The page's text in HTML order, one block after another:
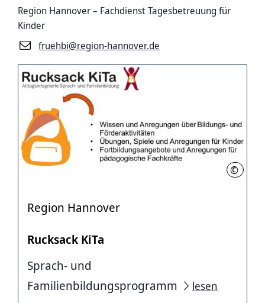
Region Hannover – Fachdienst Tagesbetreuung für
Kinder
fruehbi@region-hannover.de
© C. Hein
Region Hannover
Rucksack KiTa
Sprach- und
Familienbildungsprogramm
lesen